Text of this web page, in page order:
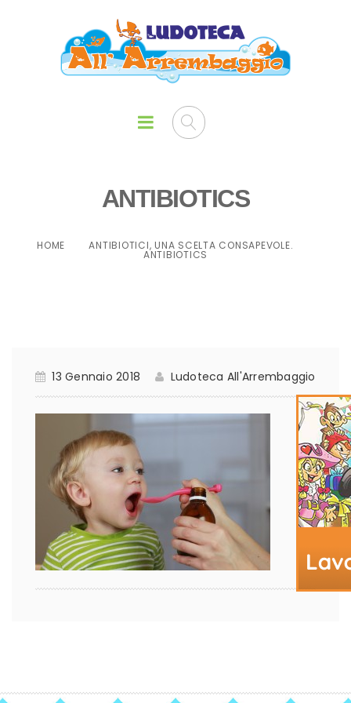
ANTIBIOTICS
HOME ANTIBIOTICI, UNA SCELTA CONSAPEVOLE.
ANTIBIOTICS
13 Gennaio 2018 Ludoteca All'Arrembaggio